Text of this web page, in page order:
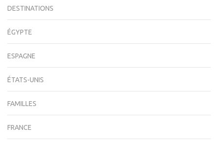
DESTINATIONS
ÉGYPTE
ESPAGNE
ÉTATS-UNIS
FAMILLES
FRANCE